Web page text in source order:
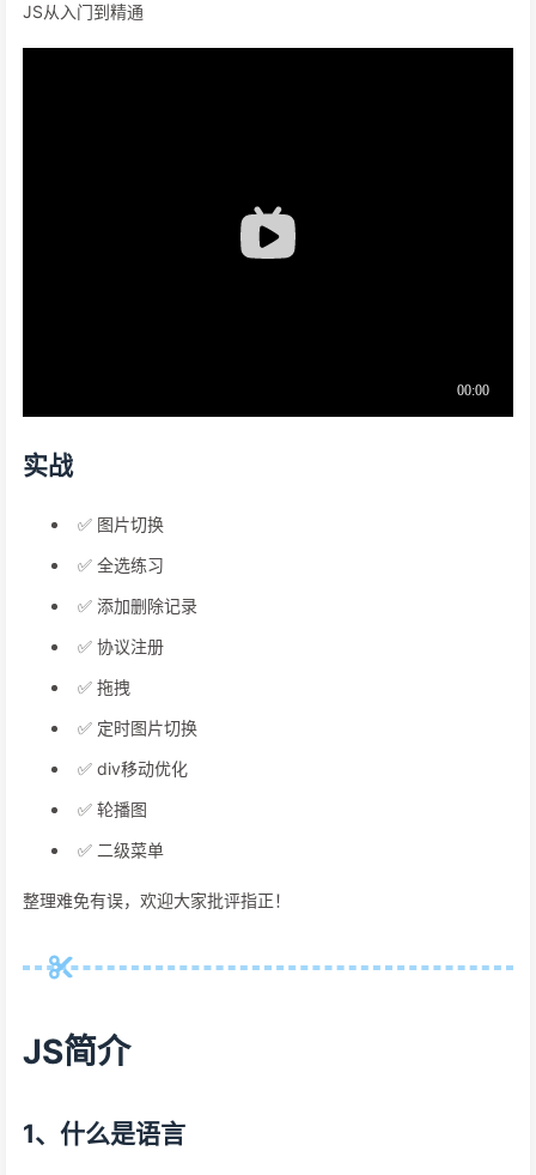
JS从入门到精通
实战
✅ 图片切换
✅ 全选练习
✅ 添加删除记录
✅ 协议注册
✅ 拖拽
✅ 定时图片切换
✅ div移动优化
✅ 轮播图
✅ 二级菜单
整理难免有误，欢迎大家批评指正！
JS简介
1、什么是语言